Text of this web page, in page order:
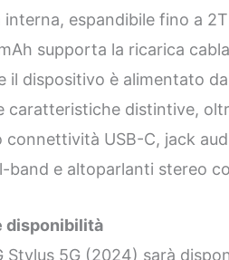
interna, espandibile fino a
supporta la ricarica
il dispositivo è alimentato
caratteristiche distintive,
connettività USB-C, jack
band e altoparlanti stereo
disponibilità
Stylus 5G (2024) sarà